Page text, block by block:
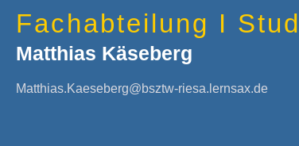
Fachabteilung I
Matthias Käseberg
Matthias.Kaeseberg@bsztw-riesa.lernsax.de